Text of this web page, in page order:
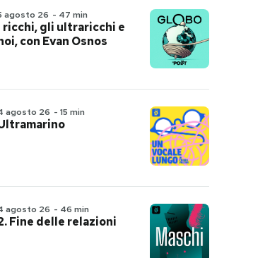
agosto 26 - 47 min
ricchi, gli ultraricchi e
con Evan Osnos
agosto 26 - 15 min
agosto 26 - 46 min
Fine delle relazioni